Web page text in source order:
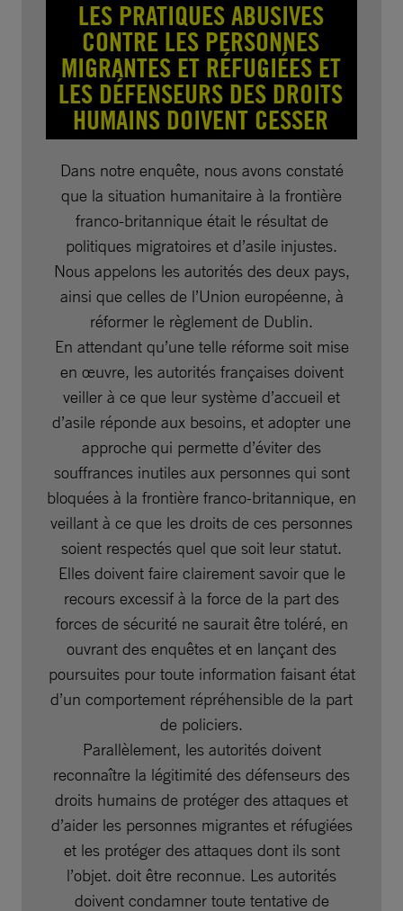
LES PRATIQUES ABUSIVES
CONTRE LES PERSONNES
MIGRANTES ET RÉFUGIÉES ET
LES DÉFENSEURS DES DROITS
HUMAINS DOIVENT CESSER
Dans notre enquête, nous avons constaté
que la situation humanitaire à la frontière
franco-britannique était le résultat de
politiques migratoires et d’asile injustes.
Nous appelons les autorités des deux pays,
ainsi que celles de l’Union européenne, à
réformer le règlement de Dublin.
En attendant qu’une telle réforme soit mise
en œuvre, les autorités françaises doivent
veiller à ce que leur système d’accueil et
d’asile réponde aux besoins, et adopter une
approche qui permette d’éviter des
souffrances inutiles aux personnes qui sont
bloquées à la frontière franco-britannique, en
veillant à ce que les droits de ces personnes
soient respectés quel que soit leur statut.
Elles doivent faire clairement savoir que le
recours excessif à la force de la part des
forces de sécurité ne saurait être toléré, en
ouvrant des enquêtes et en lançant des
poursuites pour toute information faisant état
d’un comportement répréhensible de la part
de policiers.
Parallèlement, les autorités doivent
reconnaître la légitimité des défenseurs des
droits humains de protéger des attaques et
d’aider les personnes migrantes et réfugiées
et les protéger des attaques dont ils sont
l’objet. doit être reconnue. Les autorités
doivent condamner toute tentative de